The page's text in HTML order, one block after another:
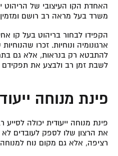
האחדת הקו העיצובי של הריהוט
משרד בעל מראה רב רושם ומזמין
הקפידו לבחור בריהוט בעל קו
ארגונומיה ונוחיות. זכרו
להתבטא רק בנראות, אלא גם
לשבת זמן רב ולבצע את תפקידם
פינת מנוחה
פינת מנוחה ייעודית יכולה
את הרצון שלו לספק לעובדים
רציפה, אלא גם מקום נוח